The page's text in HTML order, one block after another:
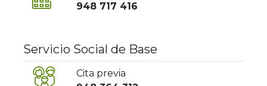
948 717 416
Servicio Social de Base
Cita previa